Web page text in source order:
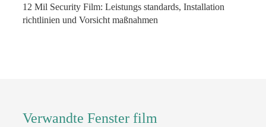
12 Mil Security Film: Leistungs standards, Installation
richtlinien und Vorsicht maßnahmen
Verwandte Fenster film